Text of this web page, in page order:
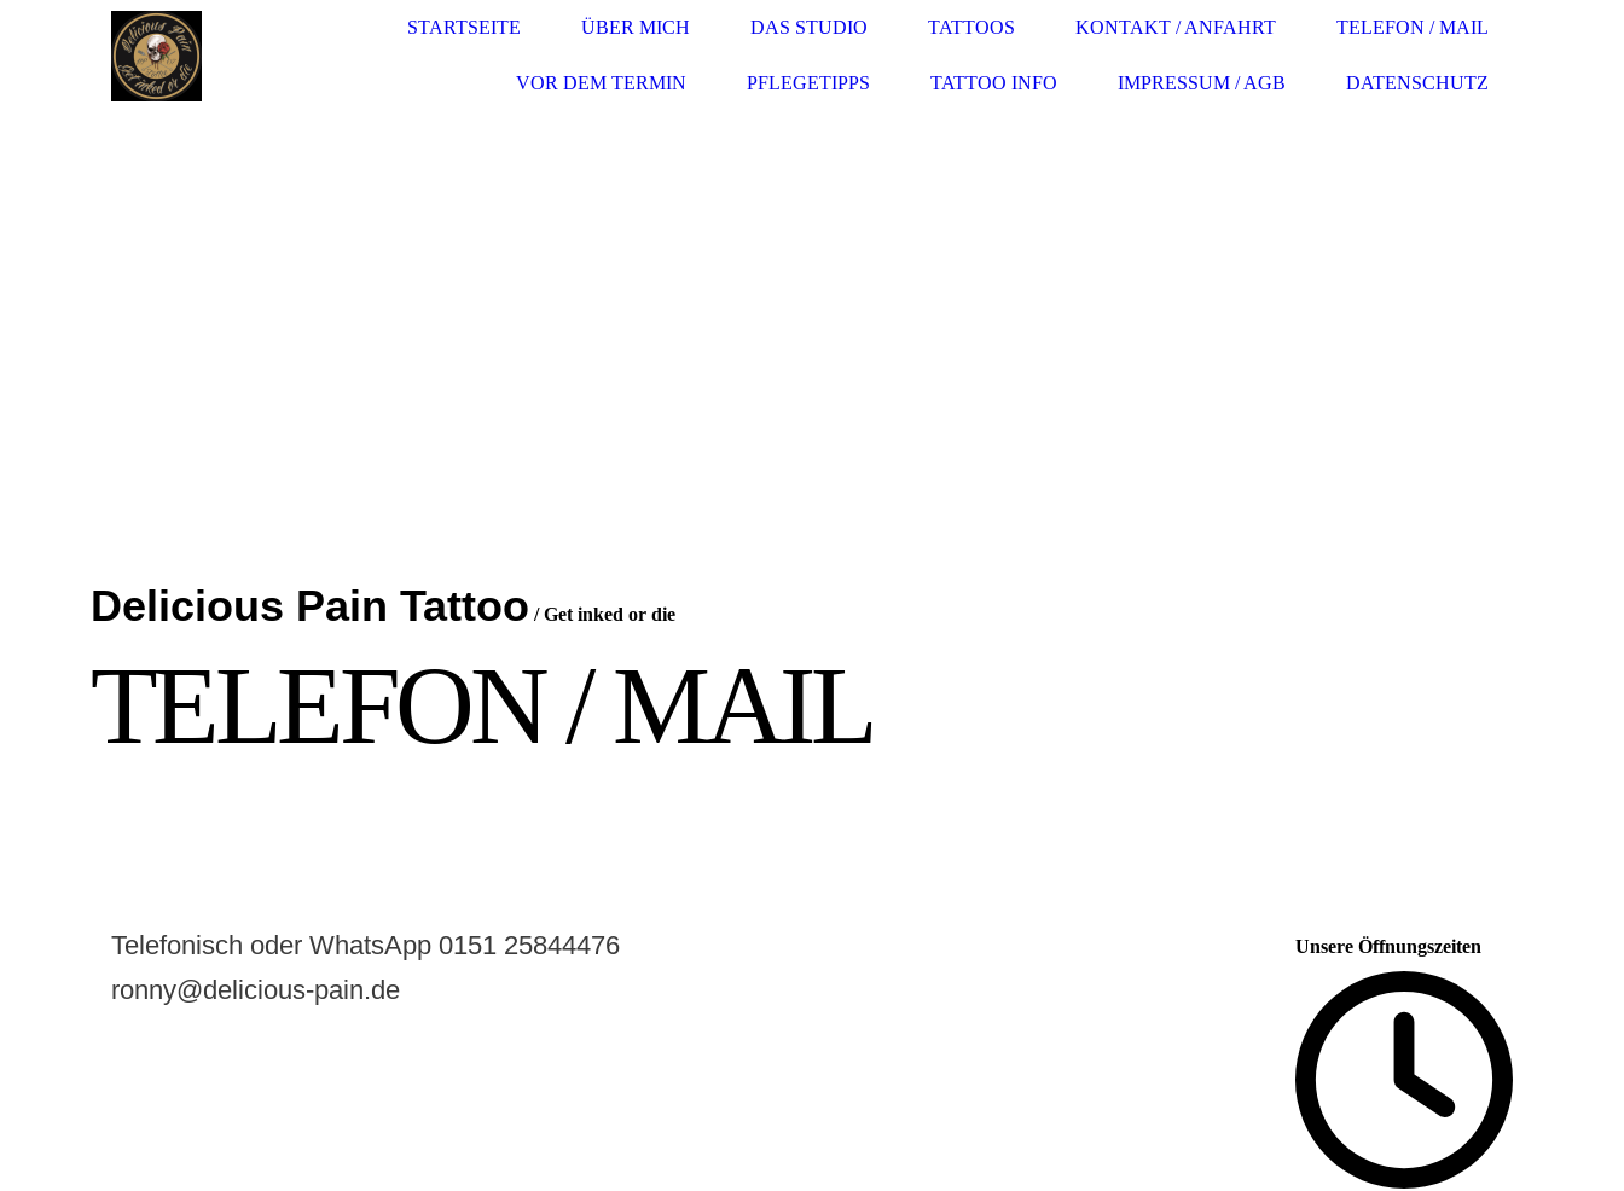
STARTSEITE ÜBER MICH DAS STUDIO TATTOOS KONTAKT / ANFAHRT TELEFON / MAIL
VOR DEM TERMIN PFLEGETIPPS TATTOO INFO IMPRESSUM / AGB DATENSCHUTZ
Delicious Pain Tattoo /Get inked or die
TELEFON / MAIL
Telefonisch oder WhatsApp 0151 25844476
ronny@delicious-pain.de
Unsere Öffnungszeiten